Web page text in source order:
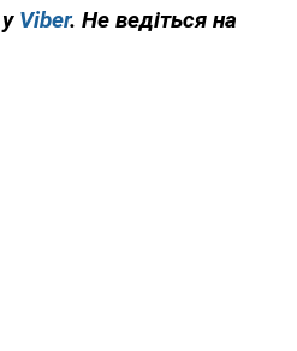
Viber. Не ведіться на